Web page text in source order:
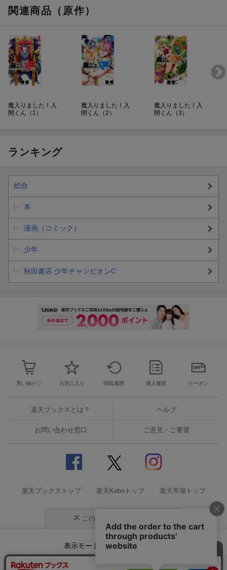
関連商品（原作）
魔入りました！入
間くん（1）
魔入りました！入
間くん（2）
魔入りました！入
間くん（3）
ランキング
総合
本
漫画（コミック）
少年
秋田書店 少年チャンピオンC
買い物かご お気に入り 閲覧履歴 購入履歴 クーポン
楽天ブックスとは？ ヘルプ
お問い合わせ窓口 ご意見・ご要望
楽天ブックストップ 楽天Koboトップ 楽天市場トップ
このページの先頭に戻る
表示モード モバイル
企業情報 個人情報保護方針